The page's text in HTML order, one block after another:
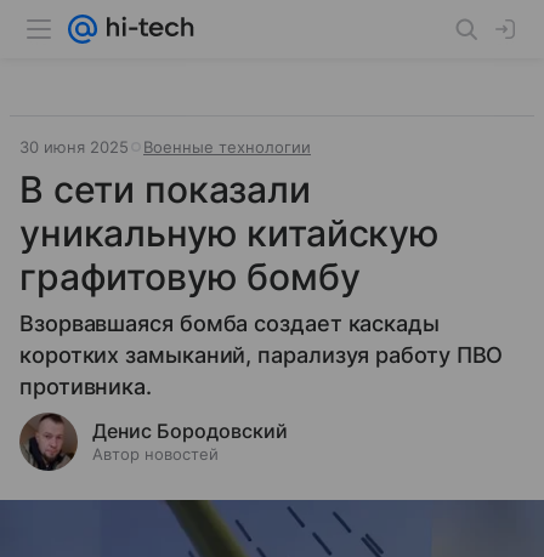
30 июня 2025 Военные технологии
В сети показали
уникальную китайскую
графитовую бомбу
Взорвавшаяся бомба создает каскады
коротких замыканий, парализуя работу ПВО
противника.
Денис Бородовский
Автор новостей